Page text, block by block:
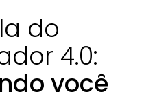
do
4.0:
você